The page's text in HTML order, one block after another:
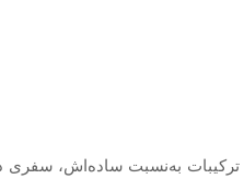
به‌نسبت ساده‌اش، سفری